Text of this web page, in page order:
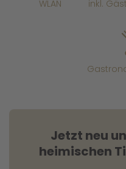
WLAN inkl.
Jetzt neu
heimischen